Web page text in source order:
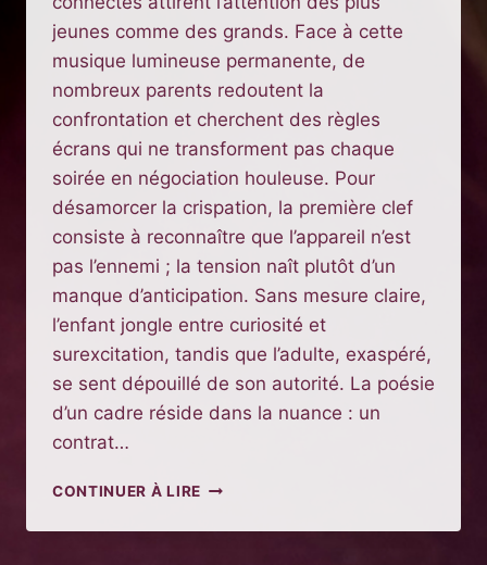
jeunes comme des grands. Face à cette
musique lumineuse permanente, de
nombreux parents redoutent la
confrontation et cherchent des règles
écrans qui ne transforment pas chaque
soirée en négociation houleuse. Pour
désamorcer la crispation, la première clef
consiste à reconnaître que l’appareil n’est
pas l’ennemi ; la tension naît plutôt d’un
manque d’anticipation. Sans mesure claire,
l’enfant jongle entre curiosité et
surexcitation, tandis que l’adulte, exaspéré,
se sent dépouillé de son autorité. La poésie
d’un cadre réside dans la nuance : un
contrat…
CONTINUER À LIRECOMMENT
DES